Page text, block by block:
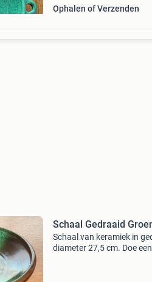
Ophalen of Verzenden
Schaal Gedraaid
Schaal van keramiek in
diameter 27,5 cm. Doe